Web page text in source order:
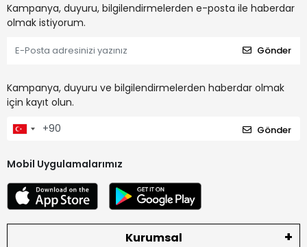
Kampanya, duyuru, bilgilendirmelerden e-posta ile haberdar
olmak istiyorum.
Gönder
Kampanya, duyuru ve bilgilendirmelerden haberdar olmak
için kayıt olun.
Gönder
Mobil Uygulamalarımız
Kurumsal